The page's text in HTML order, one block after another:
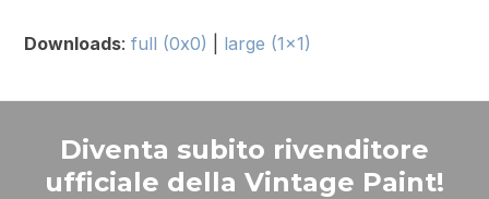
Downloads:full (0x0) large (1x1)
Diventa subito rivenditore
ufficiale della Vintage Paint!